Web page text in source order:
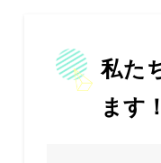
私た
ます！